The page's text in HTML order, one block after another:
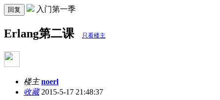
回复 入门第一季
Erlang第二课 只看楼主
楼主 noerl
收藏2015-5-17 21:48:37